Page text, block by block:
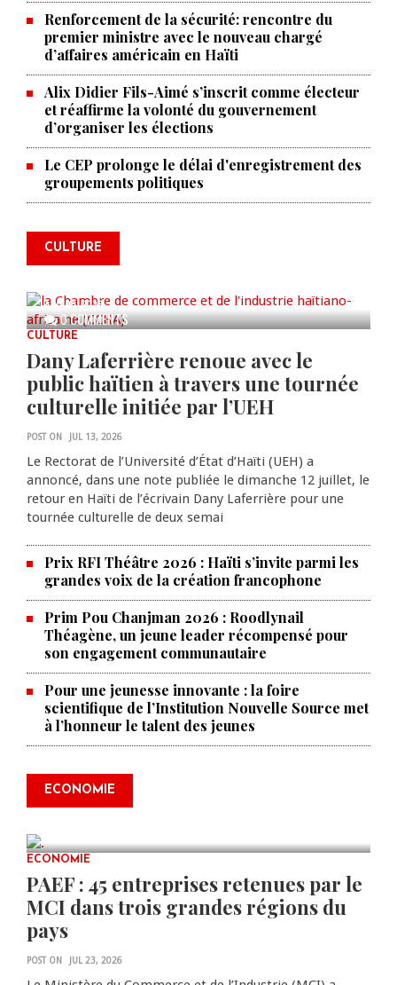
Renforcement de la sécurité: rencontre du
premier ministre avec le nouveau chargé
d’affaires américain en Haïti
Alix Didier Fils-Aimé s’inscrit comme électeur
et réaffirme la volonté du gouvernement
d’organiser les élections
Le CEP prolonge le délai d'enregistrement des
groupements politiques
CULTURE
0 COMMENTS
La Chambre de commerce et de
l'industrie haïtiano-africaine
commémorer le 235e
anniversaire de la cérémonie du
AUG 05, 2026
CULTURE
Dany Laferrière renoue avec le
public haïtien à travers une tournée
culturelle initiée par l’UEH
POST ON JUL 13, 2026
Le Rectorat de l’Université d’État d’Haïti (UEH) a
annoncé, dans une note publiée le dimanche 12 juillet, le
retour en Haïti de l’écrivain Dany Laferrière pour une
tournée culturelle de deux semai
Prix RFI Théâtre 2026 : Haïti s’invite parmi les
grandes voix de la création francophone
Prim Pou Chanjman 2026 : Roodlynail
Théagène, un jeune leader récompensé pour
son engagement communautaire
Pour une jeunesse innovante : la foire
scientifique de l’Institution Nouvelle Source met
à l’honneur le talent des jeunes
ECONOMIE
0 COMMENTS
Produire le savoir pour
2ᵉ édition de ses Journées
scientifiques
ECONOMIE
PAEF : 45 entreprises retenues par le
MCI dans trois grandes régions du
pays
POST ON JUL 23, 2026